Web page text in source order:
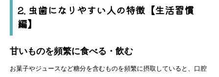
2. 虫歯になりやすい人の特徴【生活習慣
編】
甘いものを頻繁に食べる・飲む
お菓子やジュースなど糖分を含むものを頻繁に摂取していると、口腔